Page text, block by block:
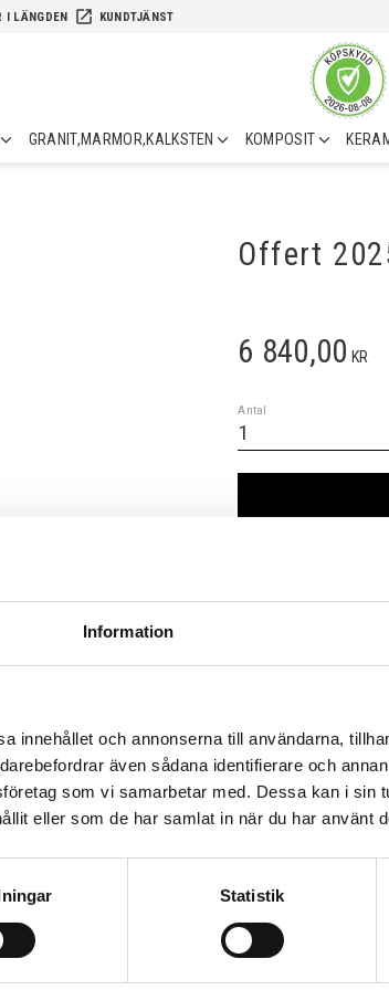
Information
innehållet och annonserna till användarna,
även sådana identifierare och
som vi samarbetar med. Dessa kan i sin
eller som de har samlat in när du har använt
Statistik
I LÄNGDEN launch KUNDTJÄNST
GRANIT,MARMOR,KALKSTEN KOMPOSIT
Offert
6 840,00 KR
Antal